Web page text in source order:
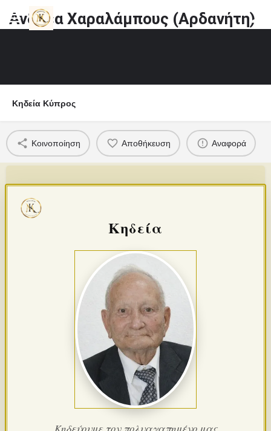
Ανδρέα Χαραλάμπους (Αρδανήτη)
Κηδεία Κύπρος
Κοινοποίηση Αποθήκευση Αναφορά
Κηδεία